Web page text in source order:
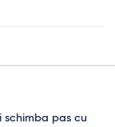
schimba pas cu